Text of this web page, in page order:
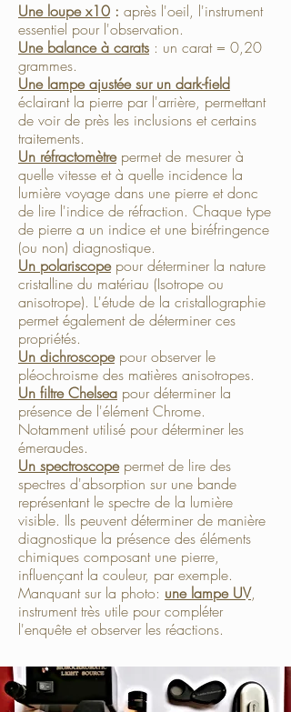
Une loupe x10 : après l'oeil, l'instrument
essentiel pour l'observation.
Une balance à carats : un carat = 0,20
grammes.​
Une lampe ajustée sur un dark-field
éclairant la pierre par l'arrière, permettant
de voir de près les inclusions et certains
traitements.​
Un réfractomètrepermet de mesurer à
quelle vitesse et à quelle incidence la
lumière voyage dans une pierre et donc
de lire l'indice de réfraction. Chaque type
de pierre a un indice et une biréfringence
(ou non) diagnostique.
Un polariscope pour déterminer la nature
cristalline du matériau (Isotrope ou
anisotrope). L'étude de la cristallographie
permet également de déterminer ces
propriétés.
Un dichroscopepour observer le
pléochroisme des matières anisotropes.
Un filtre Chelsea pour déterminer la
présence de l'élément Chrome.
Notamment utilisé pour déterminer les
émeraudes.​
Un spectroscopepermet de lire des
spectres d'absorption sur une bande
représentant le spectre de la lumière
visible. Ils peuvent déterminer de manière
diagnostique la présence des éléments
chimiques composant une pierre,
influençant la couleur, par exemple.​
Manquant sur la photo: une lampe UV,
instrument très utile pour compléter
l'enquête et observer les réactions.